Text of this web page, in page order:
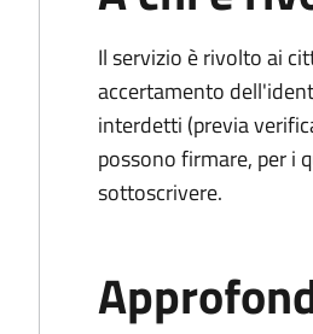
Il servizio è rivolto ai
accertamento
interdetti (previa
possono firmare, per i
sottoscrivere.